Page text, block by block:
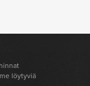
löytyviä